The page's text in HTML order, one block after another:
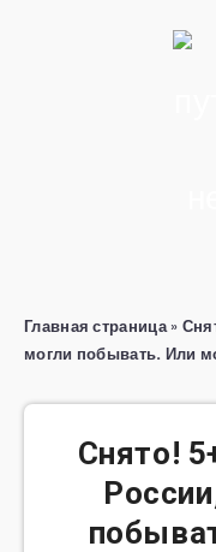
Главная страница»
могли побывать. Или
Снято!